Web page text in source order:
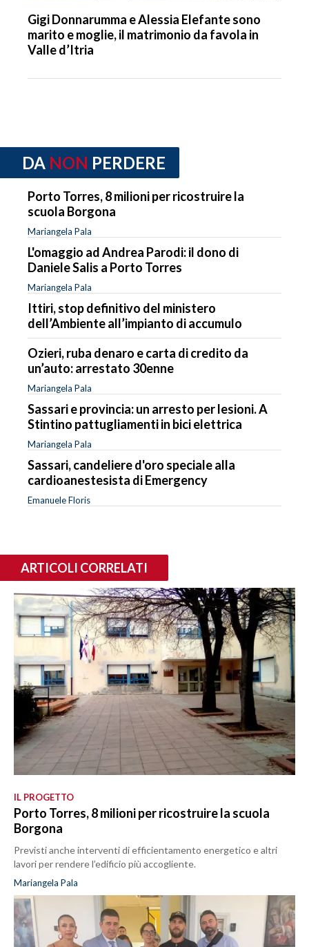
Gigi Donnarumma e Alessia Elefante sono
marito e moglie, il matrimonio da favola in
Valle d’Itria
DA NON PERDERE
Porto Torres, 8 milioni per ricostruire la
scuola Borgona
Mariangela Pala
L'omaggio ad Andrea Parodi: il dono di
Daniele Salis a Porto Torres
Mariangela Pala
Ittiri, stop definitivo del ministero
dell’Ambiente all’impianto di accumulo
Ozieri, ruba denaro e carta di credito da
un’auto: arrestato 30enne
Mariangela Pala
Sassari e provincia: un arresto per lesioni. A
Stintino pattugliamenti in bici elettrica
Mariangela Pala
Sassari, candeliere d'oro speciale alla
cardioanestesista di Emergency
Emanuele Floris
ARTICOLI CORRELATI
IL PROGETTO
Porto Torres, 8 milioni per ricostruire la scuola
Borgona
Previsti anche interventi di efficientamento energetico e altri
lavori per rendere l’edificio più accogliente.
Mariangela Pala